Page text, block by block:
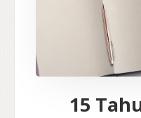
15